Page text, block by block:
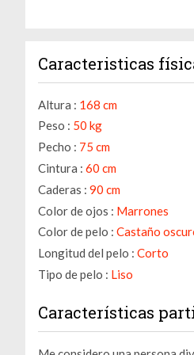
Caracteristicas
Altura : 168 cm
Peso : 50 kg
Pecho : 75 cm
Cintura : 60 cm
Caderas : 90 cm
Color de ojos : Marrones
Color de pelo : Castaño
Longitud del pelo : Corto
Tipo de pelo : Liso
Características